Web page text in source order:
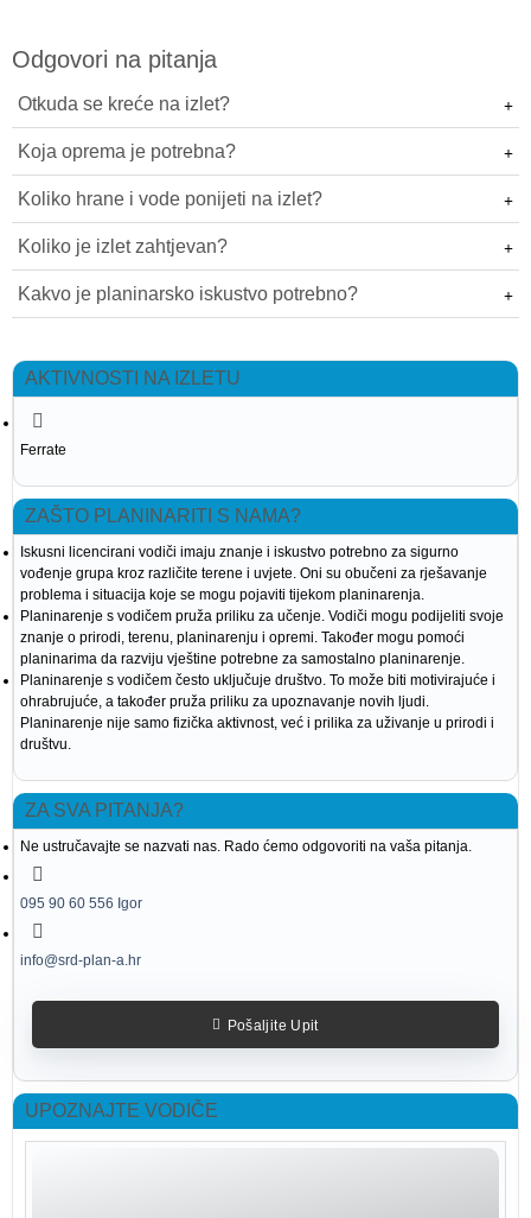
Odgovori na pitanja
Otkuda se kreće na izlet?
Koja oprema je potrebna?
Koliko hrane i vode ponijeti na izlet?
Koliko je izlet zahtjevan?
Kakvo je planinarsko iskustvo potrebno?
AKTIVNOSTI NA IZLETU
Ferrate
ZAŠTO PLANINARITI S NAMA?
Iskusni licencirani vodiči imaju znanje i iskustvo potrebno za sigurno
vođenje grupa kroz različite terene i uvjete. Oni su obučeni za rješavanje
problema i situacija koje se mogu pojaviti tijekom planinarenja.
Planinarenje s vodičem pruža priliku za učenje. Vodiči mogu podijeliti svoje
znanje o prirodi, terenu, planinarenju i opremi. Također mogu pomoći
planinarima da razviju vještine potrebne za samostalno planinarenje.
Planinarenje s vodičem često uključuje društvo. To može biti motivirajuće i
ohrabrujuće, a također pruža priliku za upoznavanje novih ljudi.
Planinarenje nije samo fizička aktivnost, već i prilika za uživanje u prirodi i
društvu.
ZA SVA PITANJA?
Ne ustručavajte se nazvati nas. Rado ćemo odgovoriti na vaša pitanja.
095 90 60 556 Igor
info@srd-plan-a.hr
Pošaljite Upit
UPOZNAJTE VODIČE